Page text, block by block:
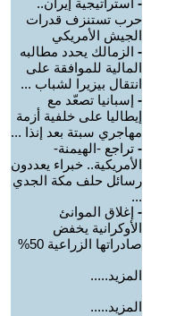
- استراتيجية إيران..
حرب تستنزف قدرات
الجيش الأمريكي
- الزمالك يحدد مطالبه
المالية للموافقة على
انتقال بيزيرا لشباب ...
- إسبانيا تصعّد مع
إيطاليا على خلفية أزمة
مهاجري سبتة بعد إنذا ...
- تراجع -الهيمنة-
الأمريكية.. خبراء يعددون
رسائل حلف مكة الجدي
...
- إغلاق الموانئ
الأوكرانية يخفض
صادراتها الزراعية 50%
المزيد.....
المزيد.....